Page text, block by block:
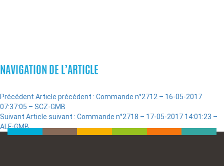
NAVIGATION DE L’ARTICLE
Précédent Article précédent : Commande n°2712 – 16-05-2017
07:37:05 – SCZ-GMB
Suivant Article suivant : Commande n°2718 – 17-05-2017 14:01:23 –
ALF-GMB